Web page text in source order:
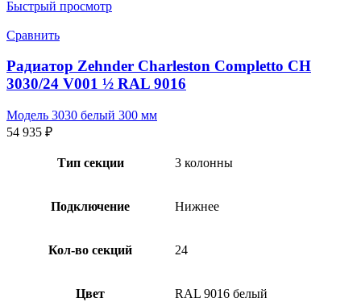
Быстрый просмотр
Сравнить
Радиатор Zehnder Charleston Completto CH
3030/24 V001 ½ RAL 9016
Модель 3030 белый 300 мм
54 935 ₽
Тип секции 3 колонны
Подключение Нижнее
Кол-во секций 24
Цвет RAL 9016 белый